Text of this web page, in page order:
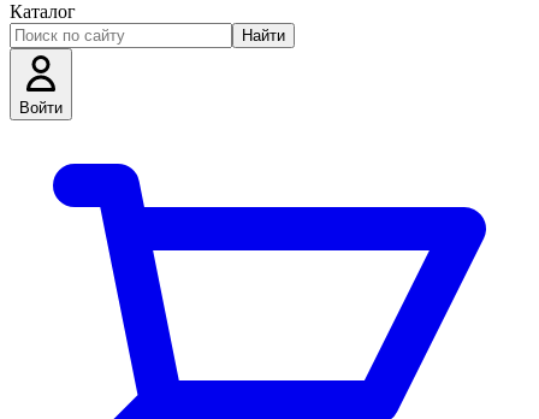
Каталог
Найти
Войти